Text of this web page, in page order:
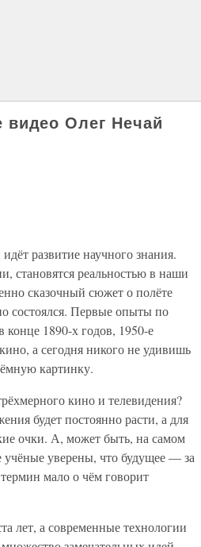
видео Олег Нечай
развитие научного знания.
становятся реальностью в наши
сказочный сюжет о полёте
состоялся. Первые опыты по
конце 1890-х годов, 1950-е
а сегодня никого не удивишь
картинку.
кино и телевидения?
будет постоянно расти, а для
очки. А, может быть, на самом
учёные уверены, что будущее — за
мало о чём говорит
лет, а современные технологии